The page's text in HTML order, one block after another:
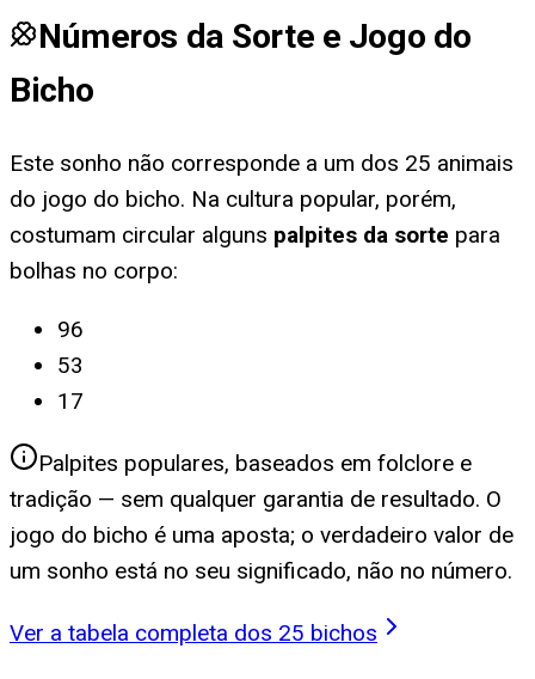
Números da Sorte e Jogo do
Bicho
Este sonho não corresponde a um dos 25 animais
do jogo do bicho. Na cultura popular, porém,
costumam circular alguns palpites da sorte para
bolhas no corpo:
96
53
17
Palpites populares, baseados em folclore e
tradição — sem qualquer garantia de resultado. O
jogo do bicho é uma aposta; o verdadeiro valor de
um sonho está no seu significado, não no número.
Ver a tabela completa dos 25 bichos